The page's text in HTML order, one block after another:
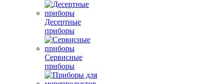
Десертные
приборы
Сервисные
приборы